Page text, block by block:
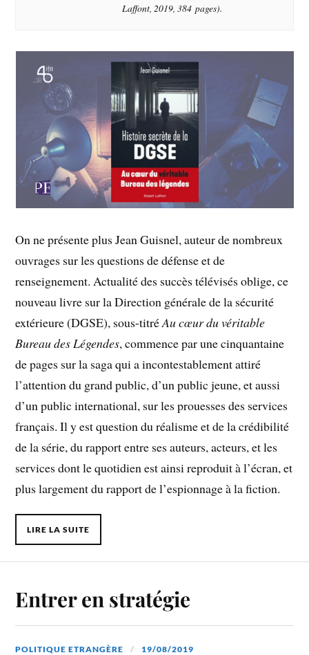
Laffont, 2019, 384 pages).
On ne présente plus Jean Guisnel, auteur de nombreux
ouvrages sur les questions de défense et de
renseignement. Actualité des succès télévisés oblige, ce
nouveau livre sur la Direction générale de la sécurité
extérieure (DGSE), sous-titréAu cœur du véritable
Bureau des Légendes, commence par une cinquantaine
de pages sur la saga qui a incontestablement attiré
l’attention du grand public, d’un public jeune, et aussi
d’un public international, sur les prouesses des services
français. Il y est question du réalisme et de la crédibilité
de la série, du rapport entre ses auteurs, acteurs, et les
services dont le quotidien est ainsi reproduit à l’écran, et
plus largement du rapport de l’espionnage à la fiction.
LIRE LA SUITE
Entrer en stratégie
POLITIQUE ETRANGÈRE 19/08/2019